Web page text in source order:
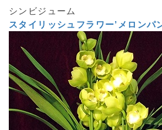
シンビジューム
スタイリッシュフラワー’メロンパ